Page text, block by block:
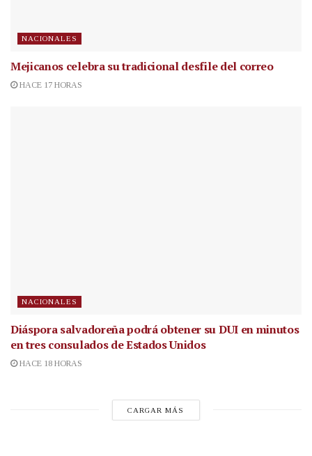
NACIONALES
Mejicanos celebra su tradicional desfile del correo
HACE 17 HORAS
NACIONALES
Diáspora salvadoreña podrá obtener su DUI en minutos
en tres consulados de Estados Unidos
HACE 18 HORAS
CARGAR MÁS